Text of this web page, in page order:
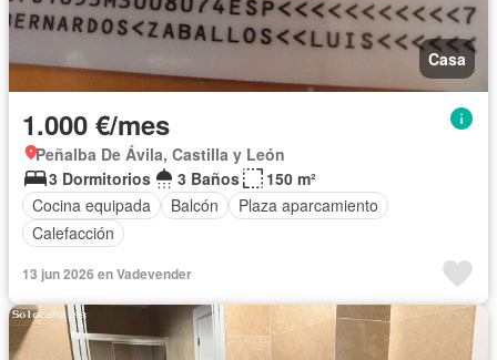
Casa
1.000 €/mes
Peñalba De Ávila, Castilla y León
3 Dormitorios
3 Baños
150 m²
Cocina equipada
Balcón
Plaza aparcamiento
Calefacción
13 jun 2026 en Vadevender